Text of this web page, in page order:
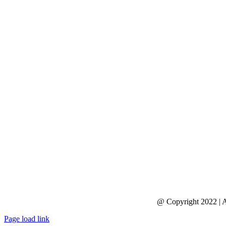
@ Copyright 2022 |
Page load link